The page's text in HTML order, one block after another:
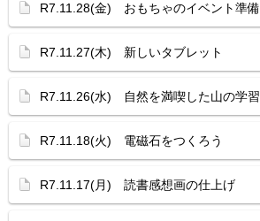
R7.11.28(金) おもちゃのイベント準備
R7.11.27(木) 新しいタブレット
R7.11.26(水) 自然を満喫した山の学習
R7.11.18(火) 電磁石をつくろう
R7.11.17(月) 読書感想画の仕上げ